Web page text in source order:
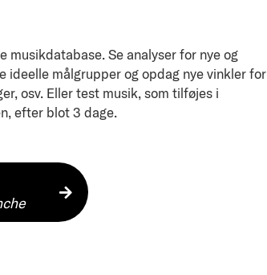
musikdatabase. Se analyser for nye og
ideelle målgrupper og opdag nye vinkler for
osv. Eller test musik, som tilføjes i
efter blot 3 dage.​